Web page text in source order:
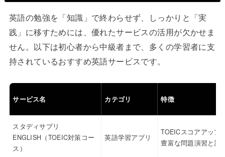
英語の勉強を「知識」で終わらせず、しっかりと「実
践」に移すためには、優れたサービスの活用が欠かせま
せん。以下は初心者から中級者まで、多くの学習者に支
持されているおすすめ英語サービスです。
サービス名 カテゴリ 特徴
スタディサプリ
ENGLISH（TOEIC対策コー
ス）
英語学習アプリ
TOEICスコアアップ
豊富な問題演習と講